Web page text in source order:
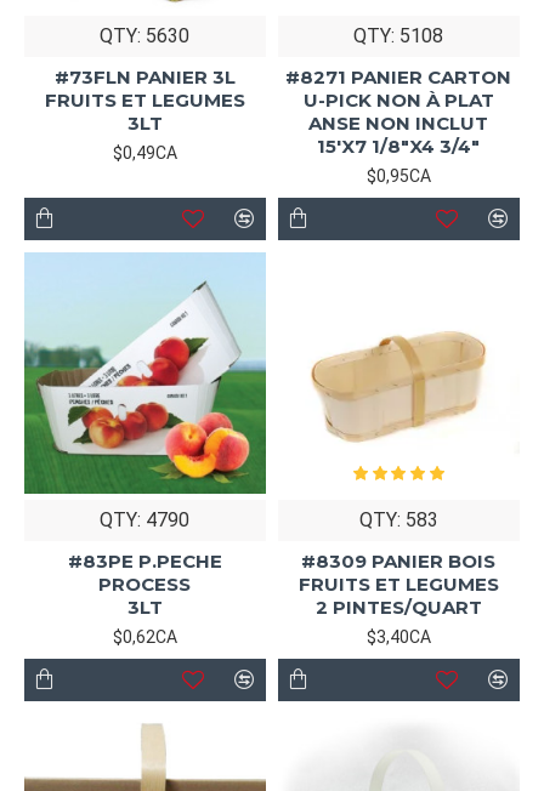
QTY: 5630
#73FLN PANIER 3L
FRUITS ET LEGUMES
3LT
$0,49CA
QTY: 5108
#8271 PANIER CARTON
U-PICK NON À PLAT
ANSE NON INCLUT
15'X7 1/8"X4 3/4"
$0,95CA
QTY: 4790
#83PE P.PECHE
PROCESS
3LT
$0,62CA
QTY: 583
#8309 PANIER BOIS
FRUITS ET LEGUMES
2 PINTES/QUART
$3,40CA